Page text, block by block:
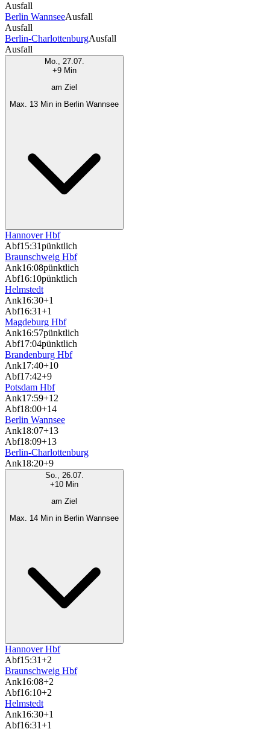
Ausfall
Berlin WannseeAusfall
Ausfall
Berlin-CharlottenburgAusfall
Ausfall
Mo., 27.07.
+9 Min
am Ziel
Max. 13 Min in Berlin Wannsee
Hannover Hbf
Abf15:31pünktlich
Braunschweig Hbf
Ank16:08pünktlich
Abf16:10pünktlich
Helmstedt
Ank16:30+1
Abf16:31+1
Magdeburg Hbf
Ank16:57pünktlich
Abf17:04pünktlich
Brandenburg Hbf
Ank17:40+10
Abf17:42+9
Potsdam Hbf
Ank17:59+12
Abf18:00+14
Berlin Wannsee
Ank18:07+13
Abf18:09+13
Berlin-Charlottenburg
Ank18:20+9
So., 26.07.
+10 Min
am Ziel
Max. 14 Min in Berlin Wannsee
Hannover Hbf
Abf15:31+2
Braunschweig Hbf
Ank16:08+2
Abf16:10+2
Helmstedt
Ank16:30+1
Abf16:31+1